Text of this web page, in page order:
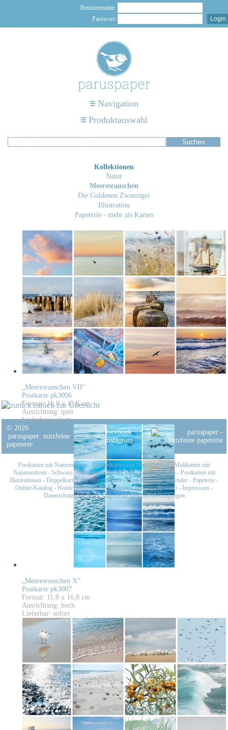
Benutzername:
Passwort:
Navigation
Produktauswahl
Kollektionen
Natur
Meeresrauschen
Die Goldenen Zwanziger
Illustration
Papeterie - mehr als Karten
„Meeresrauschen VII“
Postkarte pk3006
Format: 16,8 x 11,8 cm
Ausrichtung: quer
Lieferbar: sofort
„Meeresrauschen X“
Postkarte pk3007
Format: 11,8 x 16,8 cm
Ausrichtung: hoch
Lieferbar: sofort
zurück zur Übersicht
© 2026
paruspaper. nutzfeine
papeterie
facebook
instagram
Postkarten mit Naturmotiven - Doppelkarten mit Naturmotiven-Midikarten mit
Naturmotiven- Schwarz-Weiß-Postkarten mit historischen Motiven- Postkarten mit
Illustrationen - Doppelkarten mit Illustrationen-Postkartensets-Kalender - Papeterie -
Online-Katalog - Handelsvertreter für Postkarten gesucht-Kontakt - Impressum -
Datenschutzerklärung-Allgemeine Geschäftsbedingungen